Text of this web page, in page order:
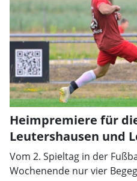
Heimpremiere für
Leutershausen und
Vom 2. Spieltag in der
Wochenende nur vier